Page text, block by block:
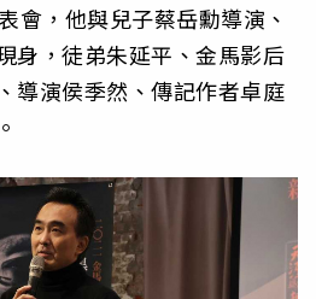
會，他與兒子蔡岳勳導演、
身，徒弟朱延平、金馬影后
導演侯季然、傳記作者卓庭